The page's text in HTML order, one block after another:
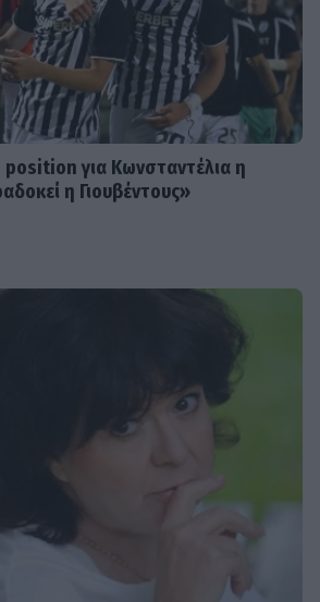
Ελληνίδα
πλατό, τα
μας
για Κωνσταντέλια η
η Γιουβέντους»